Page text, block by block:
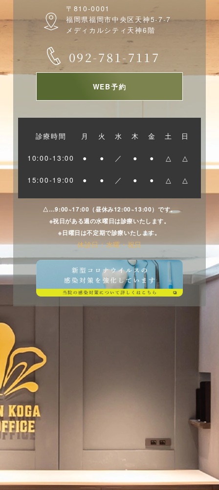
〒810-0001
福岡県福岡市中央区天神5-7-7
メディカルシティ天神6階
092-781-7117
WEB予約
診療時間 月 火 水 木 金 土 日
10:00-13:00 ● ● ／ ● ● △ △
15:00-19:00 ● ● ／ ● ● △ △
△…9:00~17:00（昼休み12:00~13:00）です。
※祝日がある週の水曜日は診療いたします。
※日曜日は不定期で診療いたします。
休診日：水曜・祝日